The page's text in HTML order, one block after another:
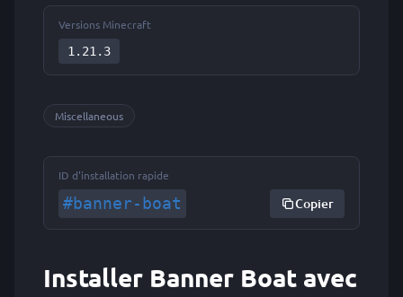
Versions Minecraft
1.21.3
Miscellaneous
ID d'installation rapide
#banner-boat Copier
Installer Banner Boat avec